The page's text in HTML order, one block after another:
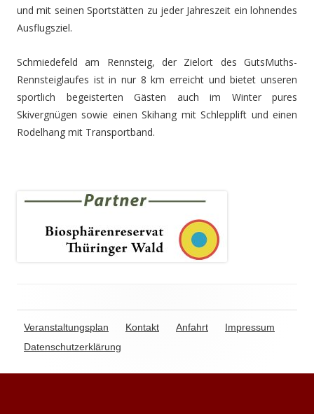
und mit seinen Sportstätten zu jeder Jahreszeit ein lohnendes
Ausflugsziel.
Schmiedefeld am Rennsteig, der Zielort des GutsMuths-
Rennsteiglaufes ist in nur 8 km erreicht und bietet unseren
sportlich begeisterten Gästen auch im Winter pures
Skivergnügen sowie einen Skihang mit Schlepplift und einen
Rodelhang mit Transportband.
Veranstaltungsplan Kontakt Anfahrt
Impressum
Datenschutzerklärung